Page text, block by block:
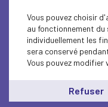
Vous pouvez choisir
au fonctionnement
individuellement les
sera conservé
Vous pouvez
Refuser